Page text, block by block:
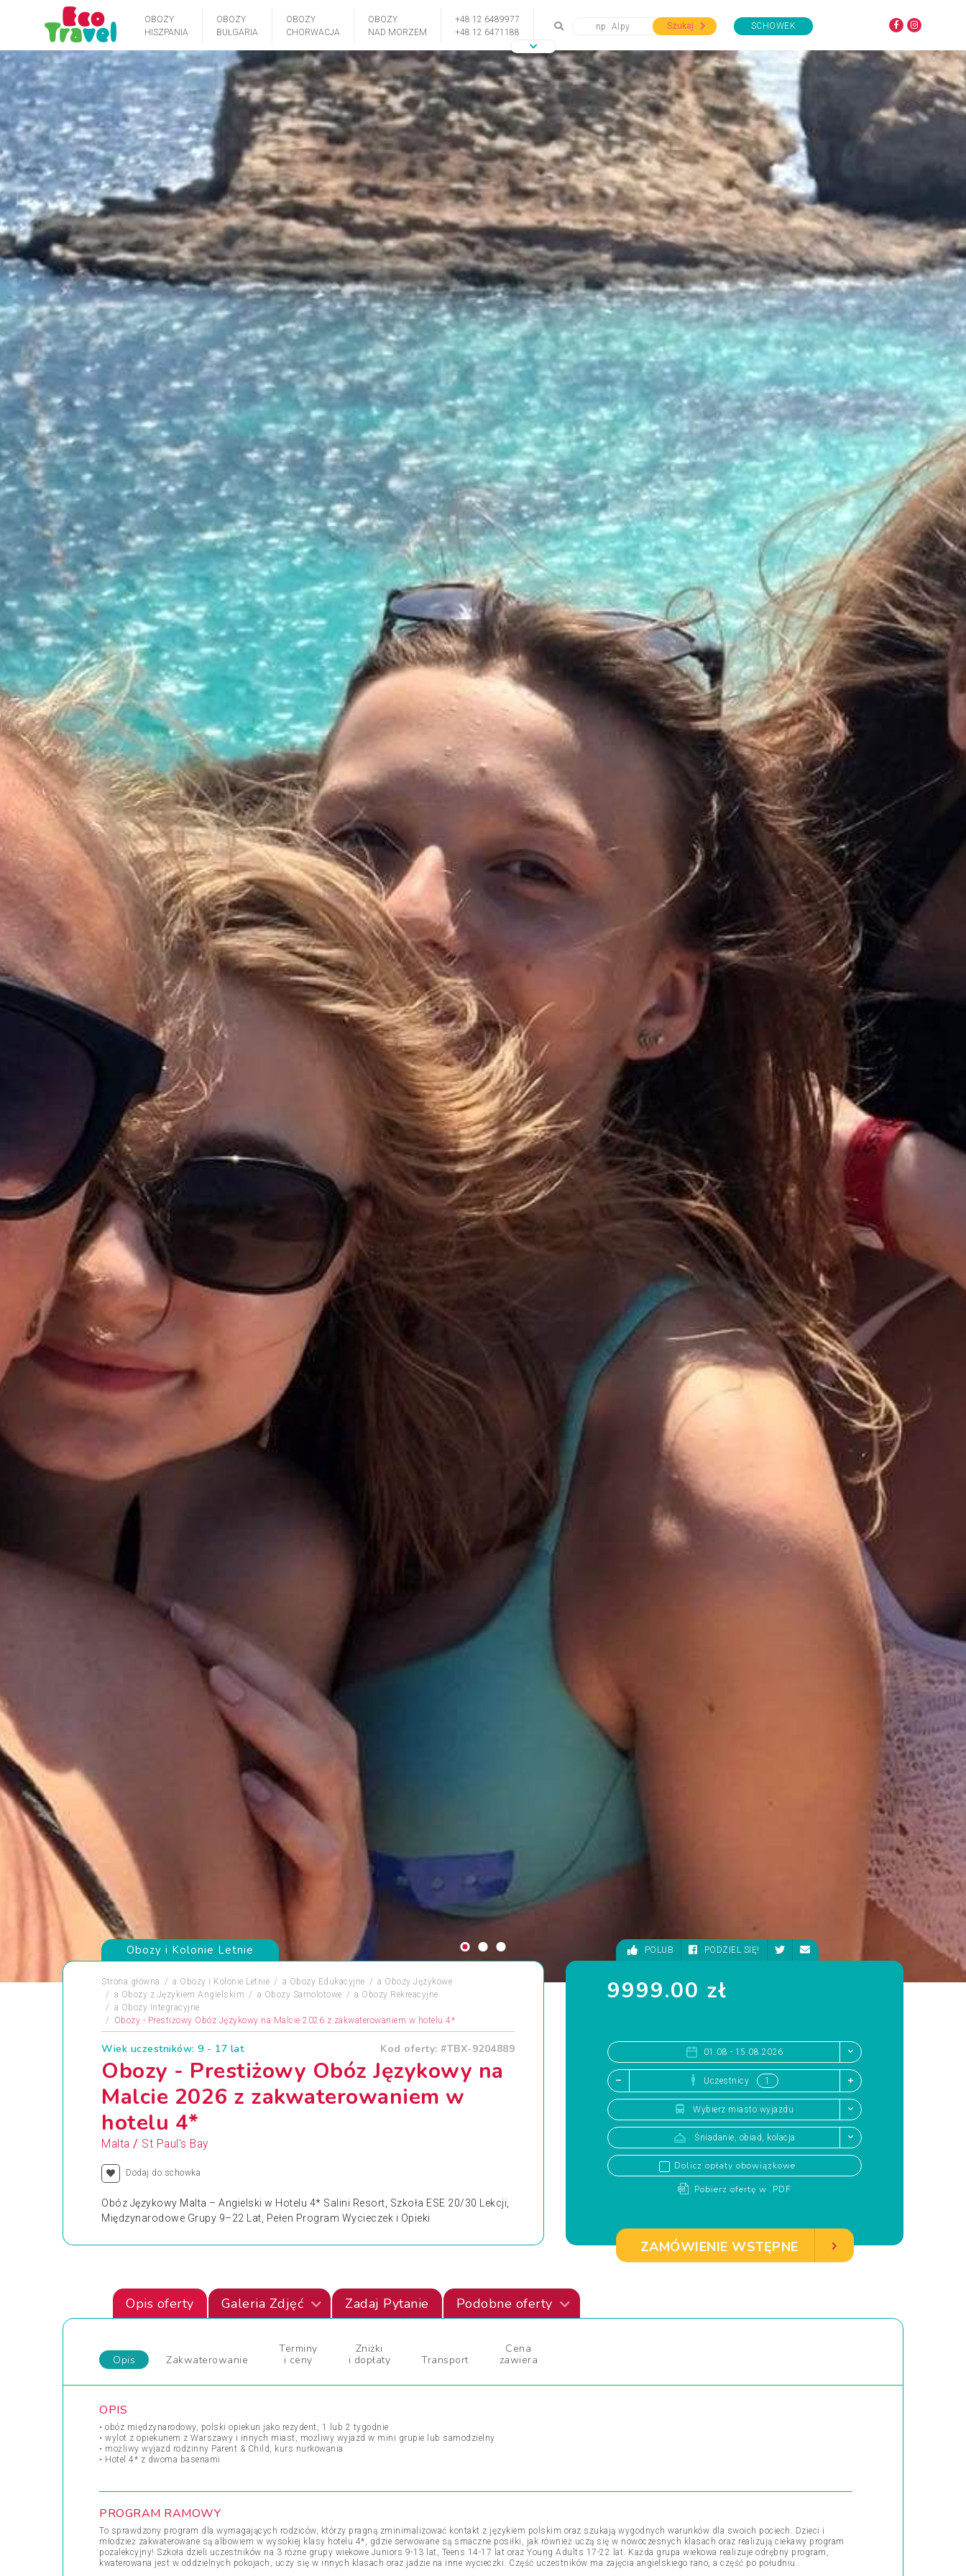
OBOZY
HISZPANIA
OBOZY
BUŁGARIA
OBOZY
CHORWACJA
OBOZY
NAD MORZEM
+48 12 6489977
+48 12 6471188
Szukaj SCHOWEK
Obozy i Kolonie Letnie
Strona główna a Obozy i Kolonie Letnie a Obozy Edukacyjne a Obozy Językowe
a Obozy z Językiem Angielskim a Obozy Samolotowe a Obozy Rekreacyjne
a Obozy Integracyjne
Obozy - Prestiżowy Obóz Językowy na Malcie 2026 z zakwaterowaniem w hotelu 4*
Wiek uczestników: 9 - 17 lat Kod oferty: #TBX-9204889
Obozy - Prestiżowy Obóz Językowy na
Malcie 2026 z zakwaterowaniem w
hotelu 4*
Malta / St Paul's Bay
Dodaj do schowka
Obóz Językowy Malta – Angielski w Hotelu 4* Salini Resort, Szkoła ESE 20/30 Lekcji,
Międzynarodowe Grupy 9–22 Lat, Pełen Program Wycieczek i Opieki
POLUB PODZIEL SIĘ!
9999.00 zł
01.08 - 15.08.2026
Uczestnicy
Wybierz miasto wyjazdu
Śniadanie, obiad, kolacja
Dolicz opłaty obowiązkowe
Pobierz ofertę w .PDF
ZAMÓWIENIE WSTĘPNE
Opis oferty Galeria Zdjęć Zadaj Pytanie Podobne oferty
Opis Zakwaterowanie
Terminy
i ceny
Zniżki
i dopłaty
Transport
Cena
zawiera
OPIS
• obóz międzynarodowy, polski opiekun jako rezydent, 1 lub 2 tygodnie
• wylot z opiekunem z Warszawy i innych miast, możliwy wyjazd w mini grupie lub samodzielny
• możliwy wyjazd rodzinny Parent & Child, kurs nurkowania
• Hotel 4* z dwoma basenami
PROGRAM RAMOWY
To sprawdzony program dla wymagających rodziców, którzy pragną zminimalizować kontakt z językiem polskim oraz szukają wygodnych warunków dla swoich pociech. Dzieci i
młodzież zakwaterowane są albowiem w wysokiej klasy hotelu 4*, gdzie serwowane są smaczne posiłki, jak również uczą się w nowoczesnych klasach oraz realizują ciekawy program
pozalekcyjny! Szkoła dzieli uczestników na 3 różne grupy wiekowe Juniors 9-13 lat, Teens 14-17 lat oraz Young Adults 17-22 lat. Każda grupa wiekowa realizuje odrębny program,
kwaterowana jest w oddzielnych pokojach, uczy się w innych klasach oraz jadzie na inne wycieczki. Część uczestników ma zajęcia angielskiego rano, a część po południu.